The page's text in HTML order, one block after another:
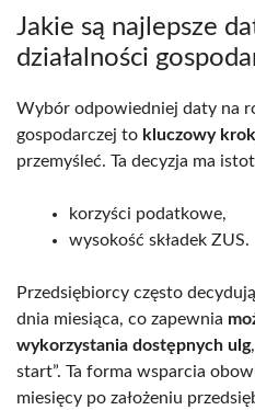
Jakie są najlepsze
działalności
Wybór odpowiedniej daty na
gospodarczej to kluczowy krok
przemyśleć. Ta decyzja ma
korzyści podatkowe,
wysokość składek ZUS.
Przedsiębiorcy często
dnia miesiąca, co zapewnia
wykorzystania dostępnych ulg
start”. Ta forma wsparcia
miesięcy po założeniu